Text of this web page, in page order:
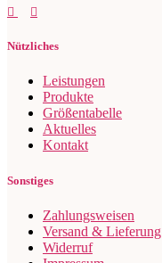
Nützliches
Leistungen
Produkte
Größentabelle
Aktuelles
Kontakt
Sonstiges
Zahlungsweisen
Versand & Lieferung
Widerruf